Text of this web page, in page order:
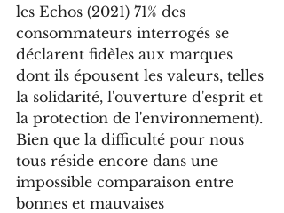
les Echos (2021) 71% des
consommateurs interrogés se
déclarent fidèles aux marques
dont ils épousent les valeurs, telles
la solidarité, l'ouverture d'esprit et
la protection de l'environnement).
Bien que la difficulté pour nous
tous réside encore dans une
impossible comparaison entre
bonnes et mauvaises